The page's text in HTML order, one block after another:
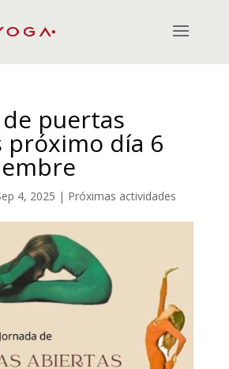
de puertas
próximo día 6
4, 2025 | Próximas actividades